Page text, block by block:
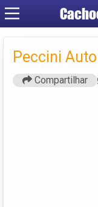
Peccini
Compartilhar